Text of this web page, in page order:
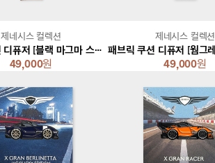
패브릭 쿠션 디퓨저 [블랙 마그마 스티치]
49,000원
제네시스 컬렉션
49,000원
제네시스 컬렉션